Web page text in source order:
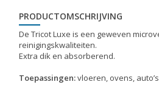
PRODUCTOMSCHRIJVING
De Tricot Luxe is een geweven
reinigingskwaliteiten.
Extra dik en absorberend.
Toepassingen:vloeren, ovens,